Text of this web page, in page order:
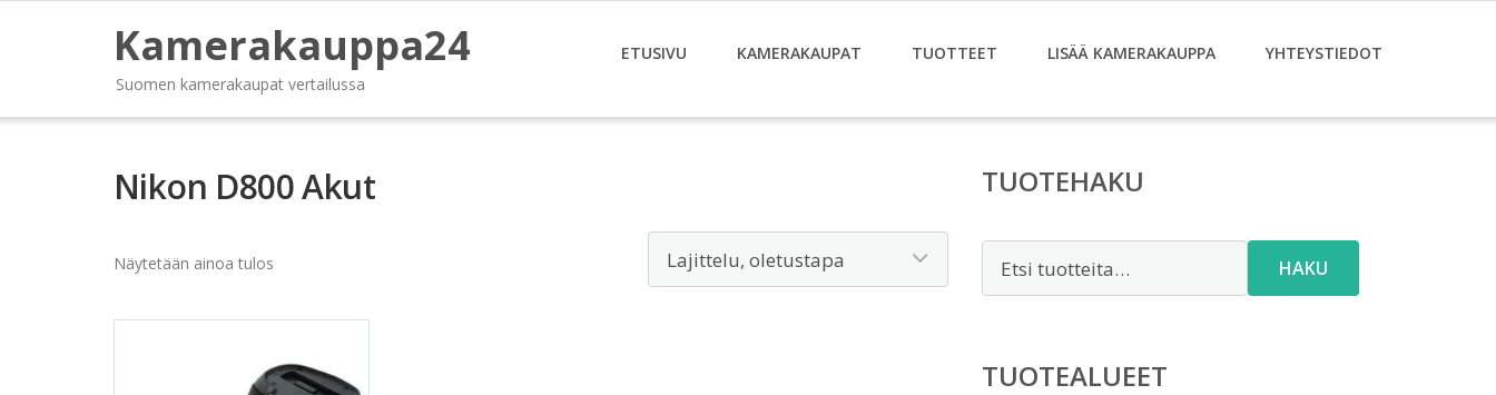
Kamerakauppa24
Suomen kamerakaupat vertailussa
ETUSIVU KAMERAKAUPAT TUOTTEET LISÄÄ KAMERAKAUPPA YHTEYSTIEDOT
Nikon D800 Akut
Näytetään ainoa tulos
TUOTEHAKU
HAKU
TUOTEALUEET